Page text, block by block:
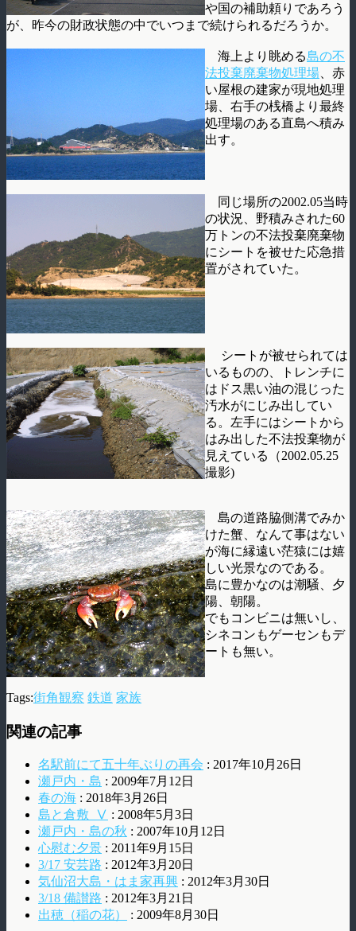
や国の補助頼りであろう
が、昨今の財政状態の中でいつまで続けられるだろうか。
海上より眺める島の不
法投棄廃棄物処理場 、赤
い屋根の建家が現地処理
場、右手の桟橋より最終
処理場のある直島へ積み
出す。
同じ場所の2002.05当時
の状況、野積みされた60
万トンの不法投棄廃棄物
にシートを被せた応急措
置がされていた。
シートが被せられては
いるものの、トレンチに
はドス黒い油の混じった
汚水がにじみ出してい
る。左手にはシートから
はみ出した不法投棄物が
見えている（2002.05.25
撮影)
島の道路脇側溝でみか
けた蟹、なんて事はない
が海に縁遠い茫猿には嬉
しい光景なのである。
島に豊かなのは潮騒、夕
陽、朝陽。
でもコンビニは無いし、
シネコンもゲーセンもデ
ートも無い。
Tags:街角観察 鉄道 家族
関連の記事
名駅前にて五十年ぶりの再会 : 2017年10月26日
瀬戸内・島 : 2009年7月12日
春の海 : 2018年3月26日
島と倉敷_Ⅴ : 2008年5月3日
瀬戸内・島の秋 : 2007年10月12日
心慰む夕景 : 2011年9月15日
3/17 安芸路 : 2012年3月20日
気仙沼大島・はま家再興 : 2012年3月30日
3/18 備讃路 : 2012年3月21日
出穂（稲の花）
: 2009年8月30日